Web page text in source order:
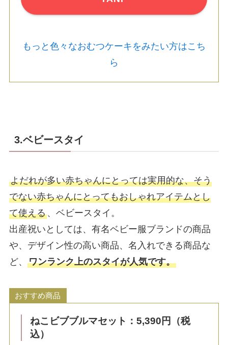
もっと色々なおむつケーキをみたい方はこち
ら
3.ベビースタイ
よだれが多い赤ちゃんにとっては実用的な、そう
でない赤ちゃんにとってもおしゃれアイテムとし
て使える、ベビースタイ。
出産祝いとしては、有名ベビー服ブランドの商品
や、デザイン性の高い商品、名入れできる商品な
ど、 ワンランク上のスタイが人気です。
おすすめ商品
ねこビブブルマセット：5,390円（税
込）